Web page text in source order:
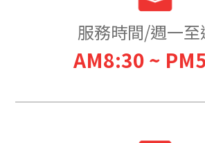
服務時間/週一至
AM8:30 ~